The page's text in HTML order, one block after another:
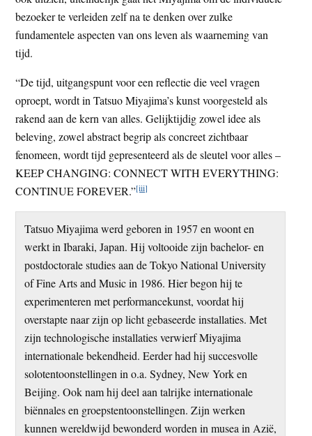
bezoeker te verleiden zelf na te denken over zulke
fundamentele aspecten van ons leven als waarneming van
tijd.
“De tijd, uitgangspunt voor een reflectie die veel vragen
oproept, wordt in Tatsuo Miyajima’s kunst voorgesteld als
rakend aan de kern van alles. Gelijktijdig zowel idee als
beleving, zowel abstract begrip als concreet zichtbaar
fenomeen, wordt tijd gepresenteerd als de sleutel voor alles –
KEEP CHANGING: CONNECT WITH EVERYTHING:
CONTINUE FOREVER.”[iii]
Tatsuo Miyajima werd geboren in 1957 en woont en
werkt in Ibaraki, Japan. Hij voltooide zijn bachelor- en
postdoctorale studies aan de Tokyo National University
of Fine Arts and Music in 1986. Hier begon hij te
experimenteren met performancekunst, voordat hij
overstapte naar zijn op licht gebaseerde installaties. Met
zijn technologische installaties verwierf Miyajima
internationale bekendheid. Eerder had hij succesvolle
solotentoonstellingen in o.a. Sydney, New York en
Beijing. Ook nam hij deel aan talrijke internationale
biënnales en groepstentoonstellingen. Zijn werken
kunnen wereldwijd bewonderd worden in musea in Azië,